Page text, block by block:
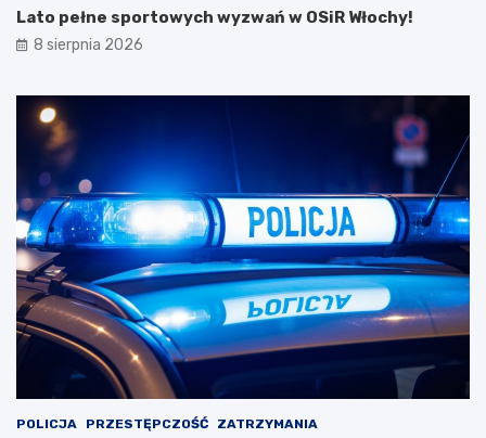
Lato pełne sportowych wyzwań w OSiR Włochy!
8 sierpnia 2026
POLICJA PRZESTĘPCZOŚĆ ZATRZYMANIA